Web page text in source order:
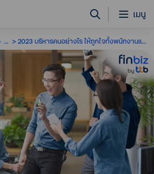
เมนู
... 2023 บริหารคนอย่างไร ให้ถูกใจทั้งพนักงานและองค์กร